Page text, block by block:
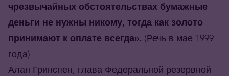
чрезвычайных обстоятельствах бумажные
деньги не нужны никому, тогда как золото
принимают к оплате всегда». (Речь в мае 1999
года)
Алан Гринспен, глава Федеральной резервной